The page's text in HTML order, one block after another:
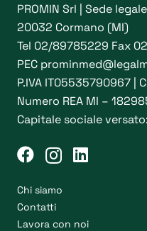
PROMIN Srl | Sede
20032 Cormano (MI)
Tel 02/89785229 Fax
PEC
P.IVA IT05535790967 |
Numero REA MI –
Capitale sociale
Chi siamo
Contatti
Lavora con noi